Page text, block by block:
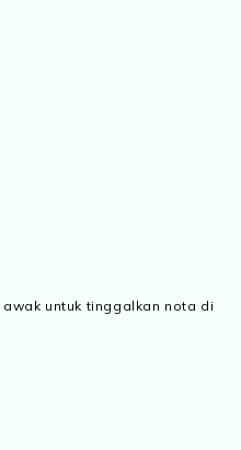
untuk tinggalkan nota di